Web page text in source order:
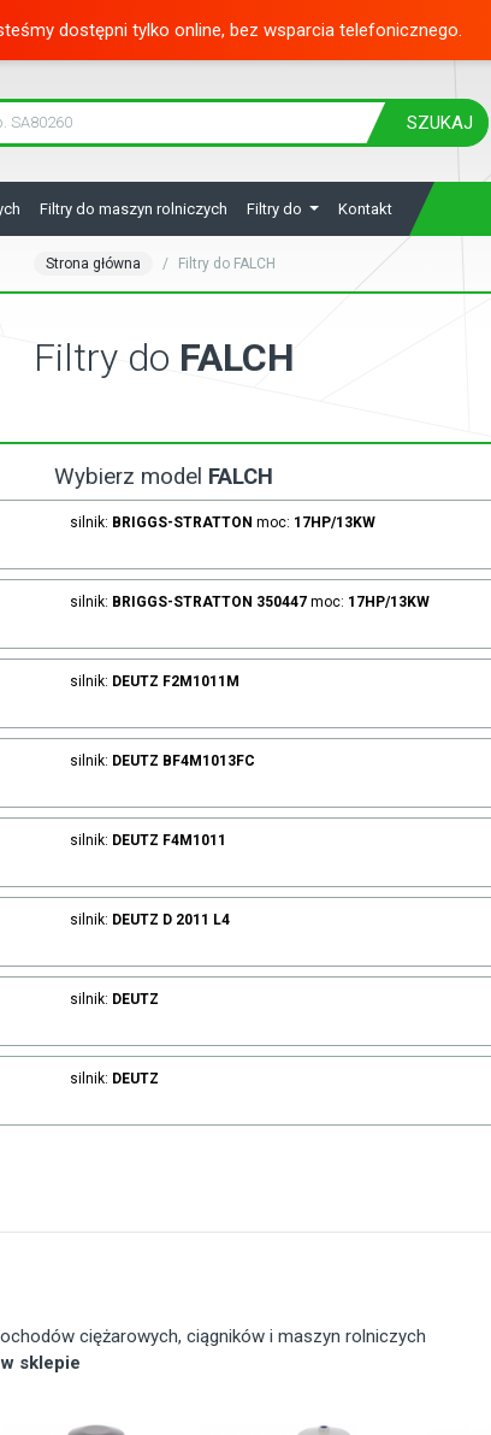
dostępni tylko online, bez wsparcia telefonicznego.
SZUKAJ
Filtry do maszyn rolniczych Filtry do Kontakt
Strona główna Filtry do FALCH
Filtry do FALCH
Wybierz model FALCH
silnik: BRIGGS-STRATTON moc: 17HP/13KW
silnik: BRIGGS-STRATTON 350447 moc: 17HP/13KW
silnik: DEUTZ F2M1011M
silnik: DEUTZ BF4M1013FC
silnik: DEUTZ F4M1011
silnik: DEUTZ D 2011 L4
silnik: DEUTZ
silnik: DEUTZ
ciężarowych, ciągników i maszyn rolniczych
sklepie